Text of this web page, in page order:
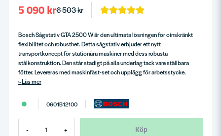
6 503 kr
5 090 kr
Bosch Sågstativ GTA 2500 W är den ultimata lösningen för oinskränkt
flexibilitet och robusthet. Detta sågstativ erbjuder ett nytt
transportkoncept för stationära maskiner med dess robusta
stålkonstruktion. Den står stadigt på alla underlag tack vare ställbara
fötter. Levereras med maskinfäst-set och upplägg för arbetsstycke.
Läs mer
0601B12100
- + Köp